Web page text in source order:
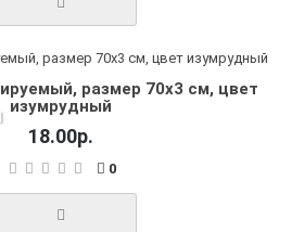
размер 70х3 см, цвет
изумрудный
18.00р.
0